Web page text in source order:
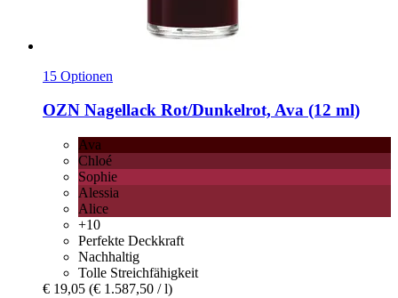
15 Optionen
OZN Nagellack Rot/Dunkelrot, Ava (12 ml)
Ava
Chloé
Sophie
Alessia
Alice
+10
Perfekte Deckkraft
Nachhaltig
Tolle Streichfähigkeit
€ 19,05 (€ 1.587,50 / l)